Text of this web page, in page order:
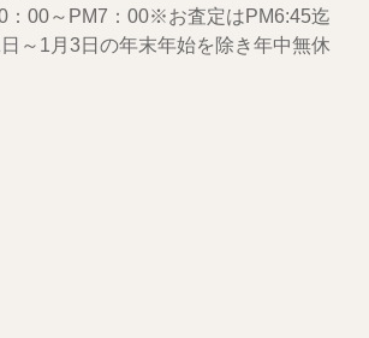
：00～PM7：00※お査定はPM6:45迄
日～1月3日の年末年始を除き年中無休